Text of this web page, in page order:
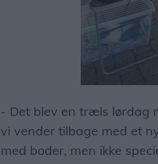
- Det blev en træls lørdag
vi vender tilbage med et
med boder, men ikke